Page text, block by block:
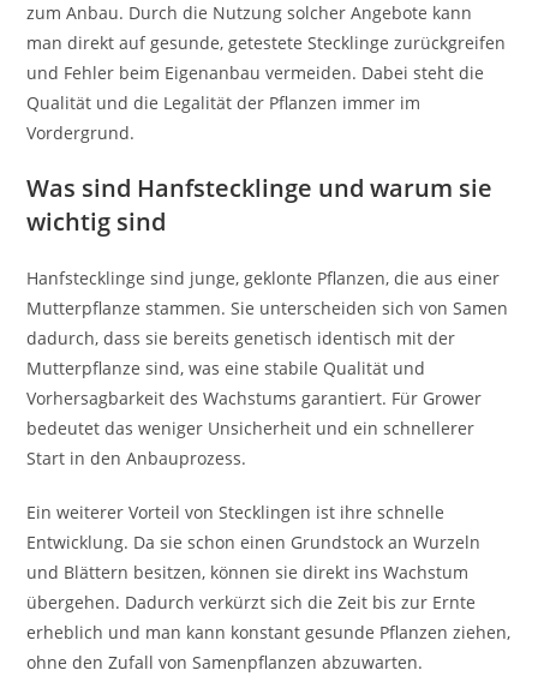
zum Anbau. Durch die Nutzung solcher Angebote kann
man direkt auf gesunde, getestete Stecklinge zurückgreifen
und Fehler beim Eigenanbau vermeiden. Dabei steht die
Qualität und die Legalität der Pflanzen immer im
Vordergrund.
Was sind Hanfstecklinge und warum sie
wichtig sind
Hanfstecklinge sind junge, geklonte Pflanzen, die aus einer
Mutterpflanze stammen. Sie unterscheiden sich von Samen
dadurch, dass sie bereits genetisch identisch mit der
Mutterpflanze sind, was eine stabile Qualität und
Vorhersagbarkeit des Wachstums garantiert. Für Grower
bedeutet das weniger Unsicherheit und ein schnellerer
Start in den Anbauprozess.
Ein weiterer Vorteil von Stecklingen ist ihre schnelle
Entwicklung. Da sie schon einen Grundstock an Wurzeln
und Blättern besitzen, können sie direkt ins Wachstum
übergehen. Dadurch verkürzt sich die Zeit bis zur Ernte
erheblich und man kann konstant gesunde Pflanzen ziehen,
ohne den Zufall von Samenpflanzen abzuwarten.